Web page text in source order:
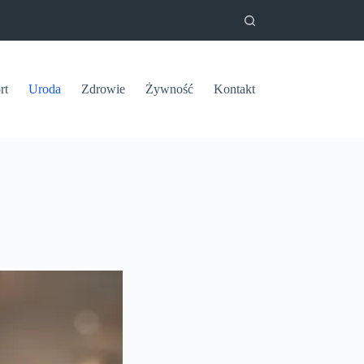
Uroda Zdrowie Żywność Kontakt